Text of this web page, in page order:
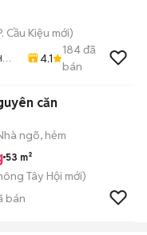
Cầu Kiệu mới)
,
4.1
184đã
bán
căn
ngõ, hẻm
53 m²
Tây Hội mới)
bán